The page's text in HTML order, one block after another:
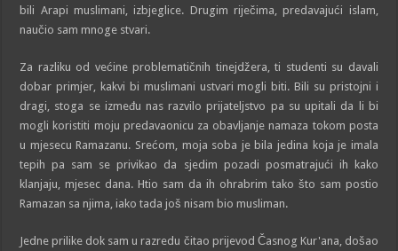
bili Arapi muslimani, izbjeglice. Drugim riječima, predavajući islam,
naučio sam mnoge stvari.
Za razliku od većine problematičnih tinejdžera, ti studenti su davali
dobar primjer, kakvi bi muslimani ustvari mogli biti. Bili su pristojni i
dragi, stoga se između nas razvilo prijateljstvo pa su upitali da li bi
mogli koristiti moju predavaonicu za obavljanje namaza tokom posta
u mjesecu Ramazanu. Srećom, moja soba je bila jedina koja je imala
tepih pa sam se privikao da sjedim pozadi posmatrajući ih kako
klanjaju, mjesec dana. Htio sam da ih ohrabrim tako što sam postio
Ramazan sa njima, iako tada još nisam bio musliman.
Jedne prilike dok sam u razredu čitao prijevod Časnog Kur'ana, došao